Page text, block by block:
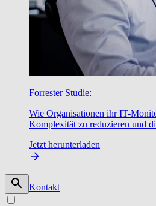
Forrester Studie:
Wie Organisationen ihr IT-
Komplexität zu reduzieren und
Jetzt herunterladen
Kontakt